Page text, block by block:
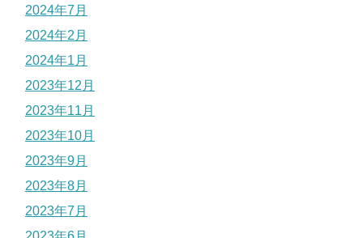
2024年7月
2024年2月
2024年1月
2023年12月
2023年11月
2023年10月
2023年9月
2023年8月
2023年7月